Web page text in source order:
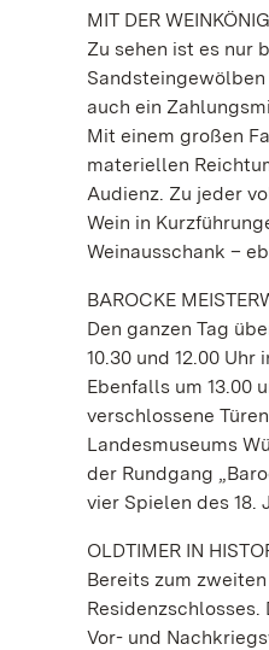
MIT DER
Zu sehen ist es nur
auch ein
Mit einem großen
materiellen
Audienz. Zu jeder
Wein in
Weinausschank –
BAROCKE
Den ganzen Tag
10.30 und 12.00
Ebenfalls um 13.00
verschlossene
Landesmuseums
der Rundgang
vier Spielen des 18.
OLDTIMER IN
Bereits zum
Vor- und